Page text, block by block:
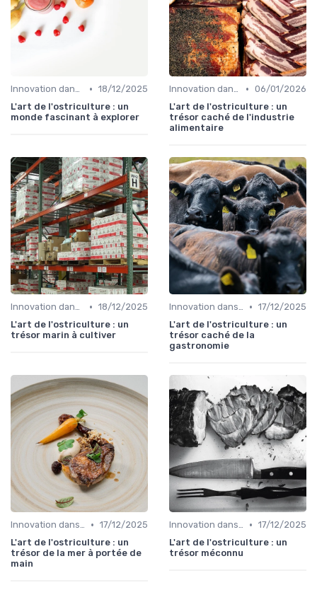
Innovation dans la food • 18/12/2025
L'art de l'ostriculture : un
monde fascinant à explorer
Innovation dans la food • 06/01/2026
L'art de l'ostriculture : un
trésor caché de l'industrie
alimentaire
Innovation dans la food • 18/12/2025
L'art de l'ostriculture : un
trésor marin à cultiver
Innovation dans la food • 17/12/2025
L'art de l'ostriculture : un
trésor caché de la
gastronomie
Innovation dans la food • 17/12/2025
L'art de l'ostriculture : un
trésor de la mer à portée de
main
Innovation dans la food • 17/12/2025
L'art de l'ostriculture : un
trésor méconnu